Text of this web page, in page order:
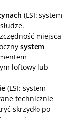
(LSI: system
miejsca
system
loftowy lub
(LSI: system
technicznie
skrzydło po